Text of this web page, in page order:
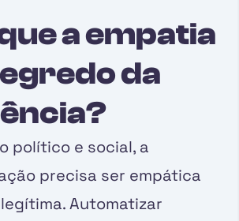
a empatia
da
político e social, a
precisa ser empática
Automatizar